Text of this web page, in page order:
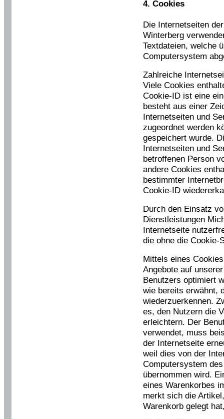
4. Cookies
Die Internetseiten
Winterberg
Textdateien, welche
Computersystem
Zahlreiche
Viele Cookies
Cookie-ID ist eine
besteht aus einer
Internetseiten und
zugeordnet werden
gespeichert wurde.
Internetseiten und
betroffenen Person
andere Cookies
bestimmter
Cookie-ID
Durch den Einsatz
Dienstleistungen
Internetseite
die ohne die Cookie-
Mittels eines
Angebote auf
Benutzers optimiert
wie bereits erwähnt,
wiederzuerkennen.
es, den Nutzern die
erleichtern. Der
verwendet, muss
der Internetseite
weil dies von der
Computersystem
übernommen wird.
eines Warenkorbes
merkt sich die
Warenkorb gelegt